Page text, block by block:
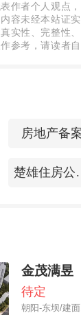
作者个人观点
容未经本站证
实性、完整性
参考，请读者自
房地产备
楚雄
金茂满昱
待定
朝阳-东坝/建面